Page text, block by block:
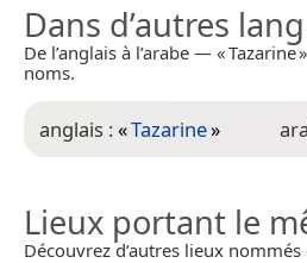
Dans d’autres
De l’anglais à l’arabe — «
noms.
anglais :«Tazarine»
Lieux portant le
Découvrez d’autres lieux nommés